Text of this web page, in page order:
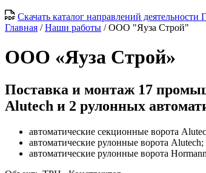
Скачать каталог направлений
Главная /Наши работы /ООО "Яуза Строй"
ООО «Яуза Строй»
Поставка и монтаж 17
Alutech и 2 рулонных
автоматические секционные ворота
автоматические рулонные ворота Alutech;
автоматические рулонные ворота